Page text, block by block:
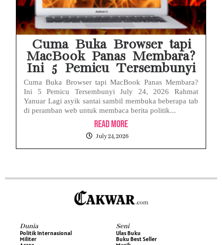
Cuma Buka Browser tapi
MacBook Panas Membara?
Ini 5 Pemicu Tersembunyi
Cuma Buka Browser tapi MacBook Panas Membara?
Ini 5 Pemicu Tersembunyi July 24, 2026 Rahmat
Yanuar Lagi asyik santai sambil membuka beberapa tab
di peramban web untuk membaca berita politik...
Read More
July 24, 2026
Dunia
Politik Internasional
Militer
Seni
Ulas Buku
Buku Best Seller